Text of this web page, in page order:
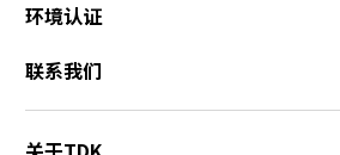
环境认证
联系我们